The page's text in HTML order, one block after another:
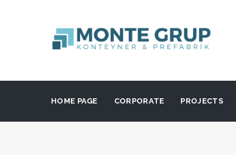
HOME PAGE CORPORATE PROJECTS